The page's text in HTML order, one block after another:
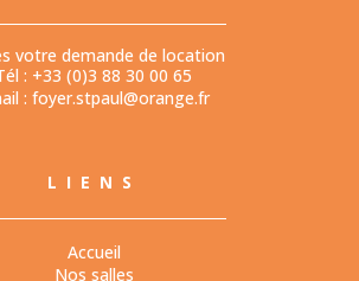
votre demande de location
: +33 (0)3 88 30 00 65
: foyer.stpaul@orange.fr
LIENS
Accueil
Nos salles